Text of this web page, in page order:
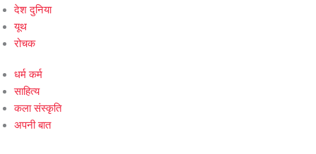
देश दुनिया
यूथ
रोचक
धर्म कर्म
साहित्य
कला संस्कृति
अपनी बात